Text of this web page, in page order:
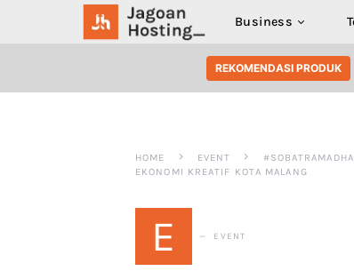
Business
SEARCH FOR:
REKOMENDASI PRODUK
HOME EVENT
EKONOMI KREATIF KOTA MALANG
E EVENT